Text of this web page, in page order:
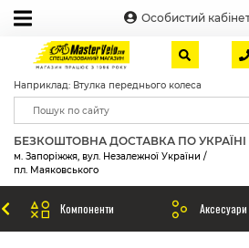
Особистий
Наприклад: Втулка переднього колеса
БЕЗКОШТОВНА ДОСТАВКА ПО УКРАЇНІ
м. Запоріжжя, вул. Незалежної України /
пл. Маяковського
Компоненти Аксесуари